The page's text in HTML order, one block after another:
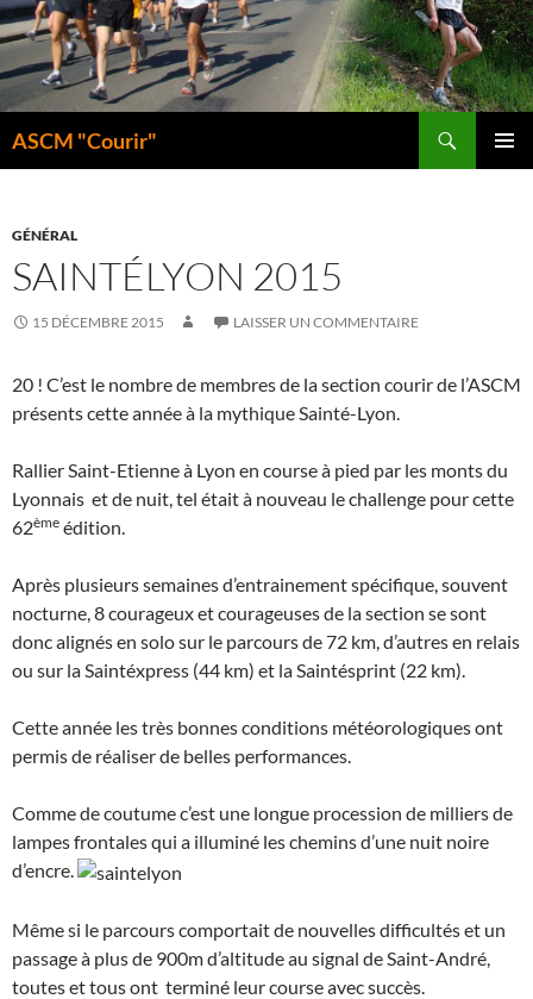
Aller
au
contenu
ASCM "Courir"
GÉNÉRAL
SAINTÉLYON 2015
15 DÉCEMBRE 2015 LAISSER UN COMMENTAIRE
20 ! C’est le nombre de membres de la section courir de l’ASCM
présents cette année à la mythique Sainté-Lyon.
Rallier Saint-Etienne à Lyon en course à pied par les monts du
Lyonnais et de nuit, tel était à nouveau le challenge pour cette
62ème édition.
Après plusieurs semaines d’entrainement spécifique, souvent
nocturne,8 courageux et courageuses de la section se sont
doncalignés en solo sur le parcours de 72 km, d’autres en relais
ou sur la Saintéxpress (44 km) et la Saintésprint (22 km).
Cette année les très bonnes conditions météorologiques ont
permis de réaliser de belles performances.
Comme de coutume c’est une longue procession de milliers de
lampes frontales qui a illuminé les chemins d’une nuit noire
d’encre.
Même si le parcours comportait de nouvelles difficultés et un
passage à plus de 900m d’altitude au signal de Saint-André,
toutes et tous ont terminé leur course avec succès.